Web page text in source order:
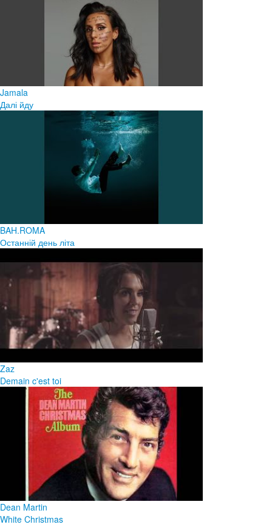
Jamala
Далі йду
BAH.ROMA
Останній день літа
Zaz
Demain c'est toi
Dean Martin
White Christmas